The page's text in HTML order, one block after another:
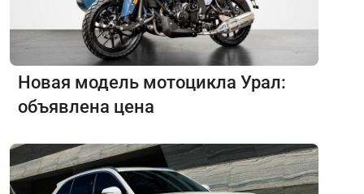
Новая модель мотоцикла Урал:
объявлена цена